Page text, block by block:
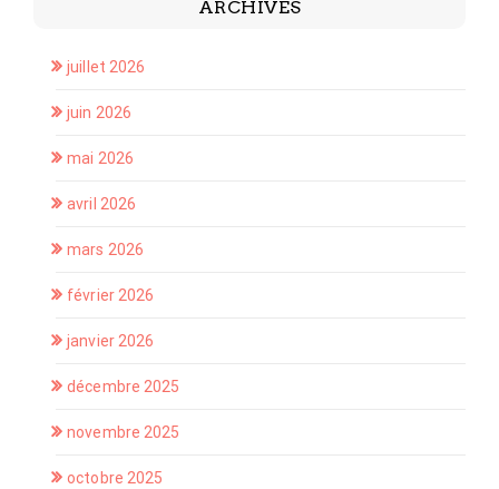
ARCHIVES
juillet 2026
juin 2026
mai 2026
avril 2026
mars 2026
février 2026
janvier 2026
décembre 2025
novembre 2025
octobre 2025